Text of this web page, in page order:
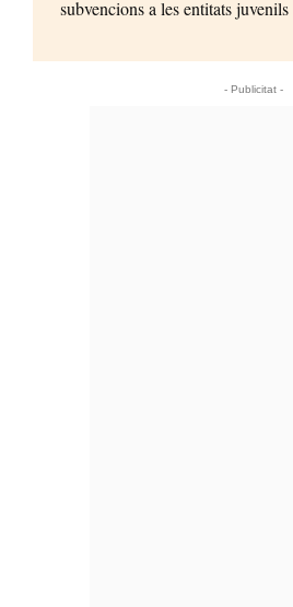
subvencions a les entitats juvenils
- Publicitat -